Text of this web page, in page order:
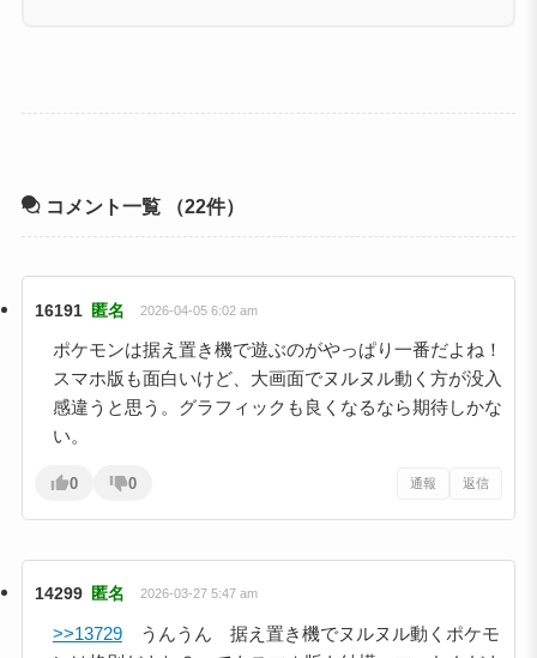
コメント一覧 （22件）
16191 匿名 2026-04-05 6:02 am
ポケモンは据え置き機で遊ぶのがやっぱり一番だよね！
スマホ版も面白いけど、大画面でヌルヌル動く方が没入
感違うと思う。グラフィックも良くなるなら期待しかな
い。
0 0 通報 返信
14299 匿名 2026-03-27 5:47 am
>>13729うんうん 据え置き機でヌルヌル動くポケモ